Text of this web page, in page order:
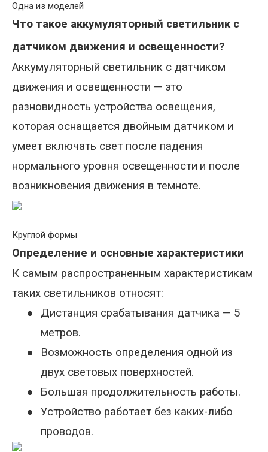
Одна из моделей
Что такое аккумуляторный светильник с
датчиком движения и освещенности?
Аккумуляторный светильник с датчиком
движения и освещенности — это
разновидность устройства освещения,
которая оснащается двойным датчиком и
умеет включать свет после падения
нормального уровня освещенности и после
возникновения движения в темноте.
Круглой формы
Определение и основные характеристики
К самым распространенным характеристикам
таких светильников относят:
●
Дистанция срабатывания датчика — 5
метров.
●
Возможность определения одной из
двух световых поверхностей.
●
Большая продолжительность работы.
●
Устройство работает без каких-либо
проводов.